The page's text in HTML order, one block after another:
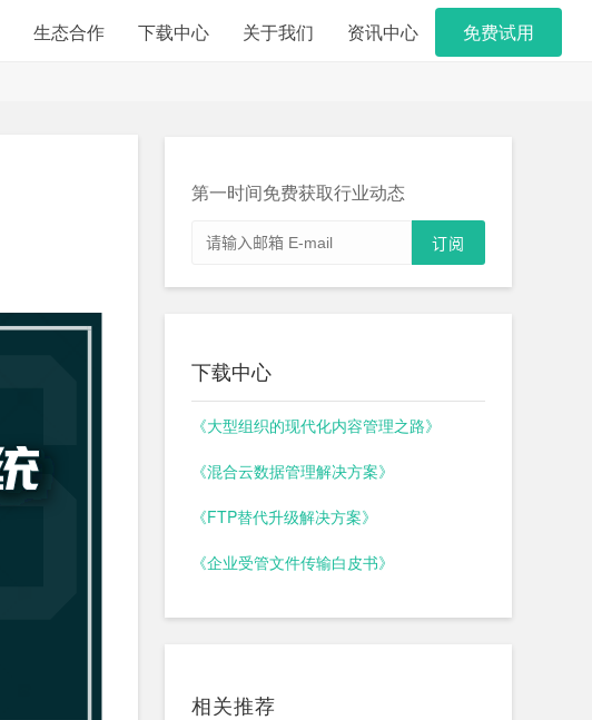
生态合作 下载中心 关于我们 资讯中心 免费试用
第一时间免费获取行业动态
下载中心
《大型组织的现代化内容管理之路》
《混合云数据管理解决方案》
《FTP替代升级解决方案》
《企业受管文件传输白皮书》
相关推荐